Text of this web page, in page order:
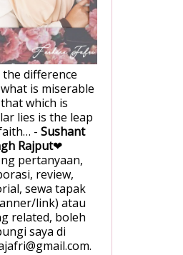
difference
is miserable
which is
lies is the leap
- Sushant
Rajput❤
pertanyaan,
review,
sewa tapak
link) atau
related, boleh
saya di